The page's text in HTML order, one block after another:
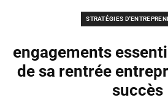
STRATÉGIES
engagements
de sa rentrée
succès